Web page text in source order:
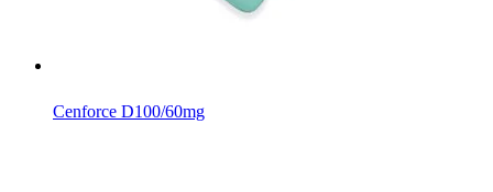
Cenforce D100/60mg